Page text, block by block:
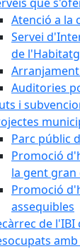
Atenció a la
Servei
de
Auditories
i
Parc públic
Promoció
la gent
Promoció
assequibles
de